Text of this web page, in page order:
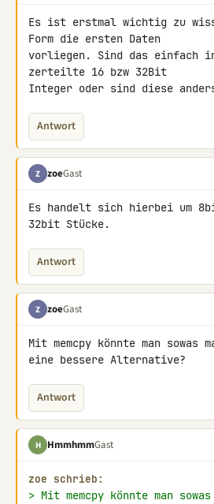
Es ist erstmal wichtig zu
Form die ersten Daten
vorliegen. Sind das einfach
zerteilte 16 bzw 32Bit
Integer oder sind diese
Antwort
Z zoeGast
Es handelt sich hierbei um
32bit Stücke.
Antwort
Z zoeGast
Mit memcpy könnte man sowas
eine bessere Alternative?
Antwort
H HmmhmmGast
zoe schrieb:
> Mit memcpy könnte man